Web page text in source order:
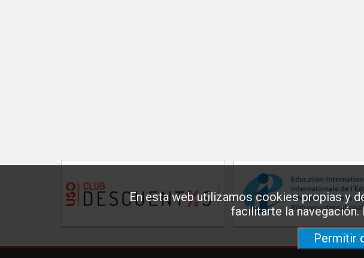
En esta web utilizamos cookies propias y
facilitarte la
Permitir